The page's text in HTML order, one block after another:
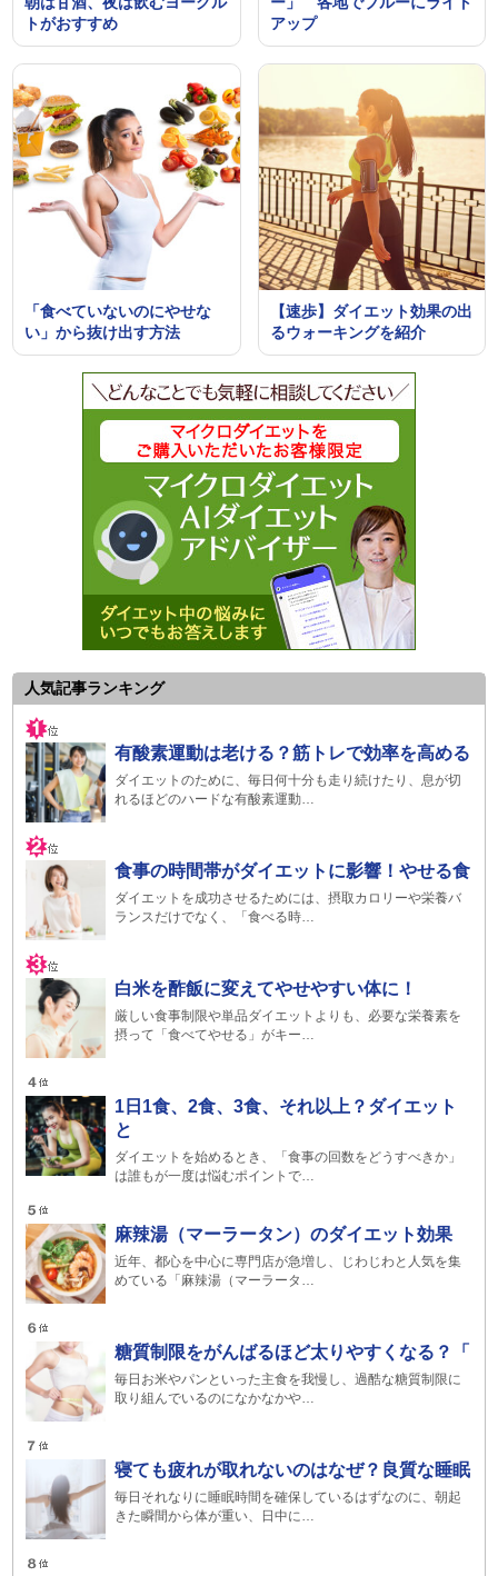
トがおすすめ
アップ
「食べていないのにやせな
い」から抜け出す方法
【速歩】ダイエット効果の出
るウォーキングを紹介
人気記事ランキング
有酸素運動は老ける？筋トレで効率を高める
ダイエットのために、毎日何十分も走り続けたり、息が切
れるほどのハードな有酸素運動…
食事の時間帯がダイエットに影響！やせる食
ダイエットを成功させるためには、摂取カロリーや栄養バ
ランスだけでなく、「食べる時…
白米を酢飯に変えてやせやすい体に！
厳しい食事制限や単品ダイエットよりも、必要な栄養素を
摂って「食べてやせる」がキー…
1日1食、2食、3食、それ以上？ダイエット
と
ダイエットを始めるとき、「食事の回数をどうすべきか」
は誰もが一度は悩むポイントで…
麻辣湯（マーラータン）のダイエット効果
近年、都心を中心に専門店が急増し、じわじわと人気を集
めている「麻辣湯（マーラータ…
糖質制限をがんばるほど太りやすくなる？「
毎日お米やパンといった主食を我慢し、過酷な糖質制限に
取り組んでいるのになかなかや…
寝ても疲れが取れないのはなぜ？良質な睡眠
毎日それなりに睡眠時間を確保しているはずなのに、朝起
きた瞬間から体が重い、日中に…